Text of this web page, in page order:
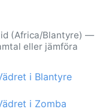
(Africa/Blantyre) —
eller jämföra
i Blantyre
i Zomba